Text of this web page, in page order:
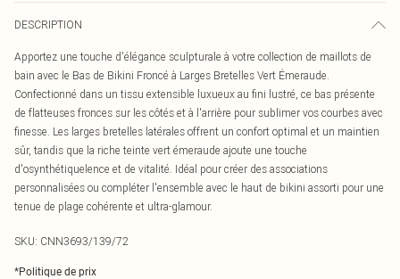
DESCRIPTION
Apportez une touche d'élégance sculpturale à votre collection de maillots de
bain avec le Bas de Bikini Froncé à Larges Bretelles Vert Émeraude.
Confectionné dans un tissu extensible luxueux au fini lustré, ce bas présente
de flatteuses fronces sur les côtés et à l'arrière pour sublimer vos courbes avec
finesse. Les larges bretelles latérales offrent un confort optimal et un maintien
sûr, tandis que la riche teinte vert émeraude ajoute une touche
d'osynthétiquelence et de vitalité. Idéal pour créer des associations
personnalisées ou compléter l'ensemble avec le haut de bikini assorti pour une
tenue de plage cohérente et ultra-glamour.
SKU: CNN3693/139/72
*Politique de prix